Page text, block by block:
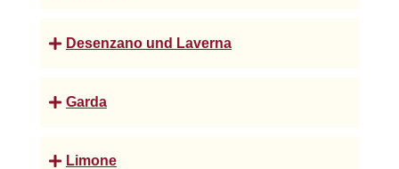
Desenzano und Laverna
Garda
Limone